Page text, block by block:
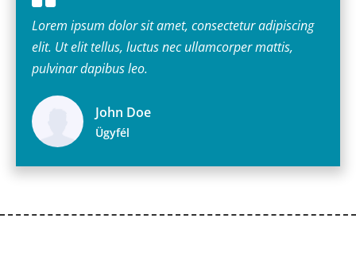
Lorem ipsum dolor sit amet, consectetur adipiscing
elit. Ut elit tellus, luctus nec ullamcorper mattis,
pulvinar dapibus leo.
John Doe
Ügyfél